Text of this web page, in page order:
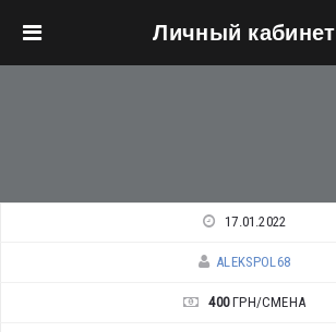
Личный кабинет
17.01.2022
ALEKSPOL68
400 ГРН/СМЕНА